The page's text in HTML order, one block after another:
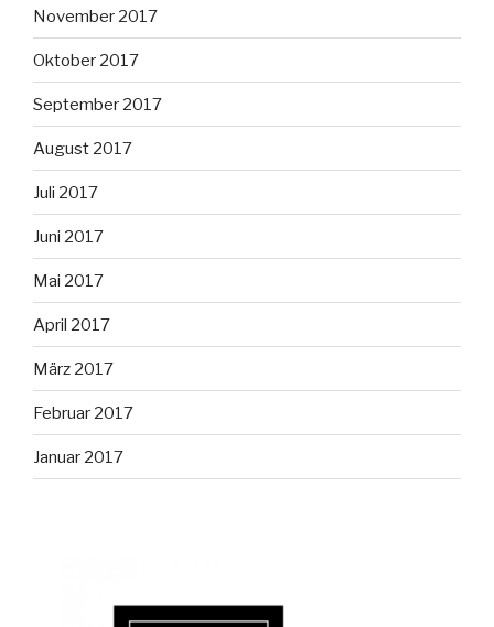
November 2017
Oktober 2017
September 2017
August 2017
Juli 2017
Juni 2017
Mai 2017
April 2017
März 2017
Februar 2017
Januar 2017